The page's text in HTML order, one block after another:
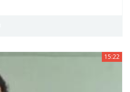
15:22